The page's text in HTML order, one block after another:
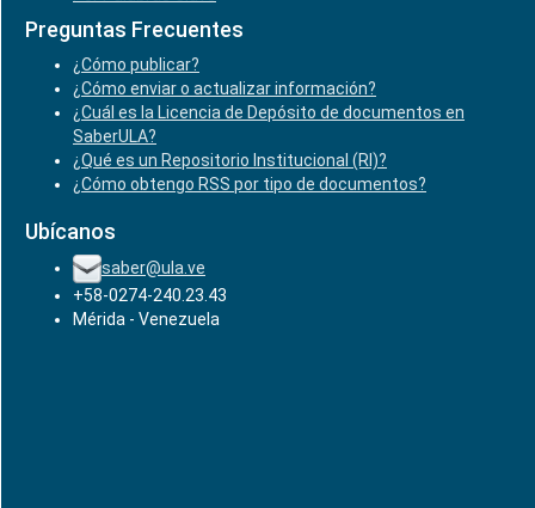
Preguntas Frecuentes
¿Cómo publicar?
¿Cómo enviar o actualizar información?
¿Cuál es la Licencia de Depósito de documentos en
SaberULA?
¿Qué es un Repositorio Institucional (RI)?
¿Cómo obtengo RSS por tipo de documentos?
Ubícanos
saber@ula.ve
+58-0274-240.23.43
Mérida - Venezuela